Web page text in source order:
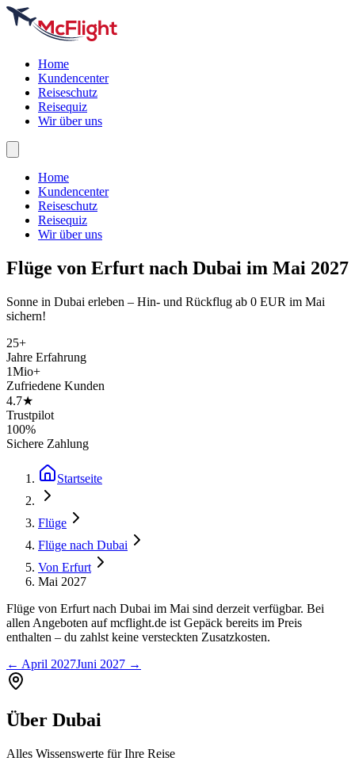
Home
Kundencenter
Reiseschutz
Reisequiz
Wir über uns
Home
Kundencenter
Reiseschutz
Reisequiz
Wir über uns
Flüge von Erfurt nach Dubai im Mai 2027
Sonne in Dubai erleben – Hin- und Rückflug ab 0 EUR im Mai
sichern!
25+
Jahre Erfahrung
1Mio+
Zufriedene Kunden
4.7★
Trustpilot
100%
Sichere Zahlung
Startseite
Flüge
Flüge nach Dubai
Von Erfurt
Mai 2027
Flüge von Erfurt nach Dubai im Mai sind derzeit verfügbar. Bei
allen Angeboten auf mcflight.de ist Gepäck bereits im Preis
enthalten – du zahlst keine versteckten Zusatzkosten.
← April 2027Juni 2027 →
Über Dubai
Alles Wissenswerte für Ihre Reise